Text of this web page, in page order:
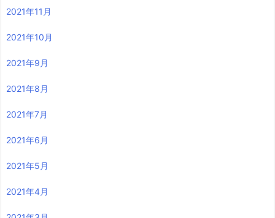
2021年11月
2021年10月
2021年9月
2021年8月
2021年7月
2021年6月
2021年5月
2021年4月